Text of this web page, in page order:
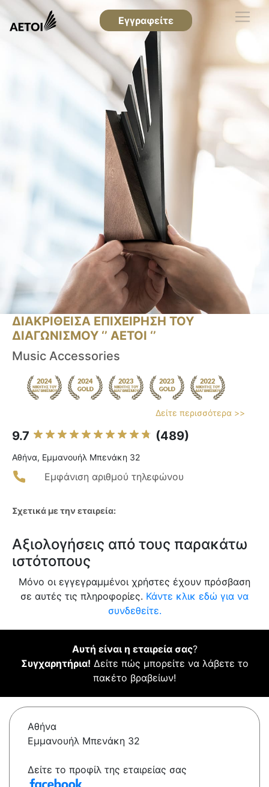
Εγγραφείτε
ΔΙΑΚΡΙΘΕΙΣΑ ΕΠΙΧΕΙΡΗΣΗ ΤΟΥ
ΔΙΑΓΩΝΙΣΜΟΥ ‘’ ΑΕΤΟΙ ‘’
Music Accessories
Δείτε περισσότερα >>
9.7 (489)
Αθήνα, Εμμανουήλ Μπενάκη 32
Εμφάνιση αριθμού τηλεφώνου
Σχετικά με την εταιρεία:
Αξιολογήσεις από τους παρακάτω
ιστότοπους
Μόνο οι εγγεγραμμένοι χρήστες έχουν πρόσβαση
σε αυτές τις πληροφορίες. Κάντε κλικ εδώ για να
συνδεθείτε.
Αυτή είναι η εταιρεία σας?
Συγχαρητήρια! Δείτε πώς μπορείτε να λάβετε το
πακέτο βραβείων!
Αθήνα
Εμμανουήλ Μπενάκη 32
Δείτε το προφίλ της εταιρείας σας